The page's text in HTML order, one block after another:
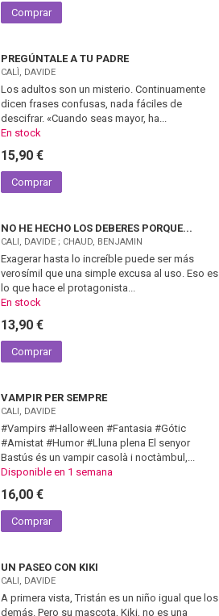
Comprar
PREGÚNTALE A TU PADRE
CALÌ, DAVIDE
Los adultos son un misterio. Continuamente
dicen frases confusas, nada fáciles de
descifrar. «Cuando seas mayor, ha...
En stock
15,90 €
Comprar
NO HE HECHO LOS DEBERES PORQUE...
CALI, DAVIDE ; CHAUD, BENJAMIN
Exagerar hasta lo increíble puede ser más
verosímil que una simple excusa al uso. Eso es
lo que hace el protagonista...
En stock
13,90 €
Comprar
VAMPIR PER SEMPRE
CALI, DAVIDE
#Vampirs #Halloween #Fantasia #Gótic
#Amistat #Humor #Lluna plena El senyor
Bastús és un vampir casolà i noctàmbul,...
Disponible en 1 semana
16,00 €
Comprar
UN PASEO CON KIKI
CALI, DAVIDE
A primera vista, Tristán es un niño igual que los
demás. Pero su mascota, Kiki, no es una